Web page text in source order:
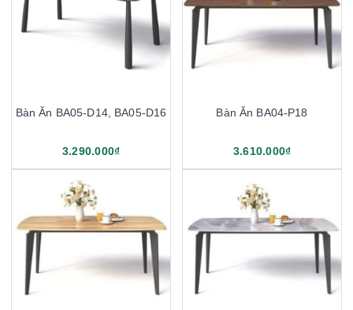
Bàn Ăn BA05-D14, BA05-D16
3.290.000₫
Bàn Ăn BA04-P18
3.610.000₫